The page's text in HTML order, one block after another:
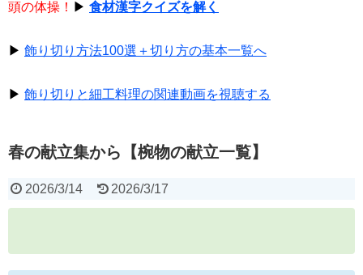
頭の体操！ ▶ 食材漢字クイズを解く
▶ 飾り切り方法100選＋切り方の基本一覧へ
▶ 飾り切りと細工料理の関連動画を視聴する
春の献立集から【椀物の献立一覧】
2026/3/14 2026/3/17